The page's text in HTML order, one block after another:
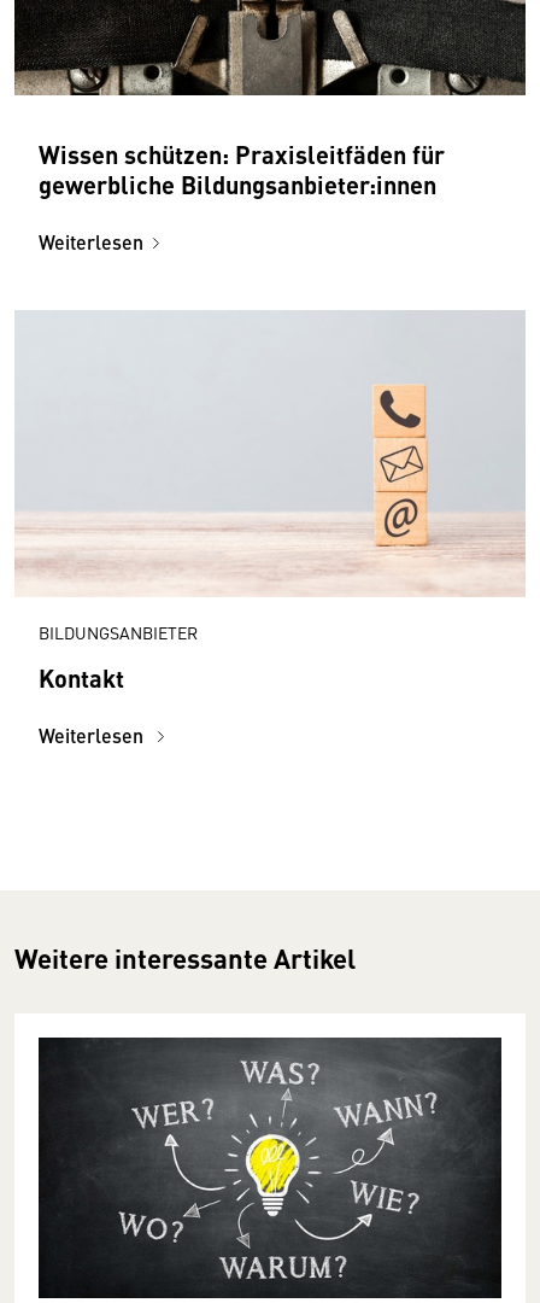
Wissen schützen: Praxisleitfäden für
gewerbliche Bildungsanbieter:innen
Weiterlesen
BILDUNGSANBIETER
Kontakt
Weiterlesen
Weitere interessante Artikel